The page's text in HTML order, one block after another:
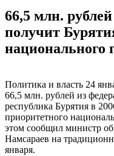
66,5 млн.
получит
национального
Политика и власть 24
66,5 млн. рублей из
республика Бурятия в
приоритетного
этом сообщил министр
Намсараев на
января.